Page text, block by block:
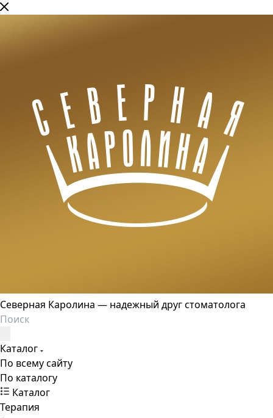
Северная Каролина — надежный друг стоматолога
Каталог
По всему сайту
По каталогу
Каталог
Терапия